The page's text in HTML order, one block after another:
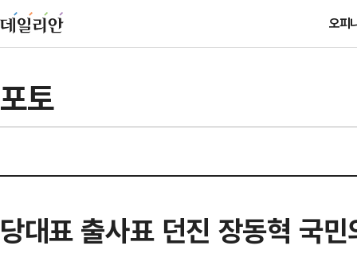
오피
포토
당대표 출사표 던진 장동혁 국